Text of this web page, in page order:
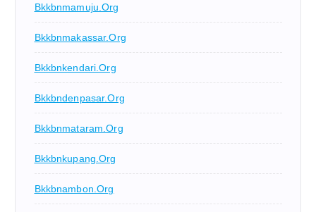
Bkkbnmamuju.org
Bkkbnmakassar.org
Bkkbnkendari.org
Bkkbndenpasar.org
Bkkbnmataram.org
Bkkbnkupang.org
Bkkbnambon.org